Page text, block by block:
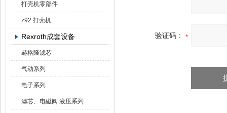
打壳机零部件
z92 打壳机
Rexroth成套设备
赫格隆滤芯
气动系列
电子系列
滤芯、电磁阀 液压系列
验证码：